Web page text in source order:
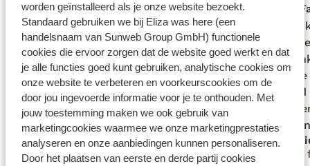
worden geïnstalleerd als je onze website bezoekt.
Standaard gebruiken we bij Eliza was here (een
handelsnaam van Sunweb Group GmbH) functionele
cookies die ervoor zorgen dat de website goed werkt en dat
je alle functies goed kunt gebruiken, analytische cookies om
onze website te verbeteren en voorkeurscookies om de
door jou ingevoerde informatie voor je te onthouden. Met
jouw toestemming maken we ook gebruik van
marketingcookies waarmee we onze marketingprestaties
analyseren en onze aanbiedingen kunnen personaliseren.
Door het plaatsen van eerste en derde partij cookies
9.9 Fantastisch
4 nov. 2025
Prachtig verblijf, tot in de puntjes
verzorgt. Om de dag werd er gepoetst,
handdoeken verschoont en tot onze
verbazing koffie en thee aangevuld. Bij
aankomst koelkast gevuld met frisdrank,
water, wijn en bier. Ook op tafel een pot
met heerlijke vruchten en een gevulde
fruitschaal.
Prachtig verblijf, tot in de puntjes
verzorgt. Om de dag werd er gepoetst,
handdoeken verschoont en tot onze
verbazing koffie en thee aangevuld. Bij
aankomst koelkast gevuld met frisdrank,
water, wijn en bier. Ook op tafel een pot
met heerlijke vruchten e...meer
Anoniem
Vrienden
la
Bij
onze
la
Bij